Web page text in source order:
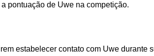
pontuação de Uwe na competição.
estabelecer contato com Uwe durante